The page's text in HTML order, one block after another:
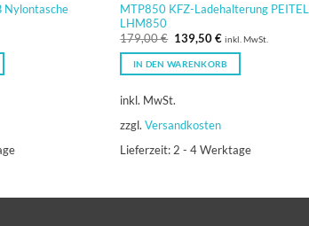
Nylontasche
MTP850 KFZ-Ladehalterung PEITEL
LHM850
179,00€ Ursprünglicher
Preis
war:
179,00 €
139,50€Aktueller
ist:
139,50 €.
inkl. MwSt.
IN DEN WARENKORB
inkl. MwSt.
zzgl.Versandkosten
Lieferzeit:2 - 4 Werktage